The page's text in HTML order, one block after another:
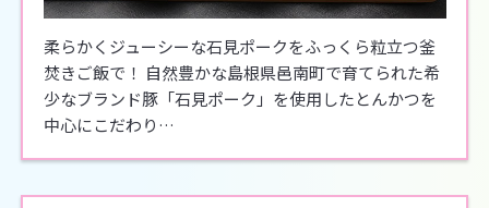
柔らかくジューシーな石見ポークをふっくら粒立つ釜
焚きご飯で！ 自然豊かな島根県邑南町で育てられた希
少なブランド豚「石見ポーク」を使用したとんかつを
中心にこだわり…